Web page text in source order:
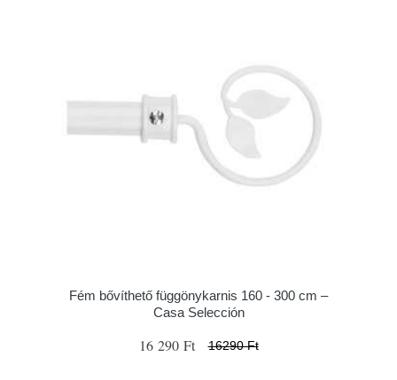
Fém bővíthető függönykarnis 160 - 300 cm –
Casa Selección
16 290 Ft 16290 Ft